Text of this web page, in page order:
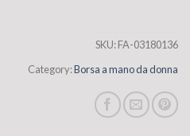
SKU:FA-03180136
Category:Borsa a mano da donna